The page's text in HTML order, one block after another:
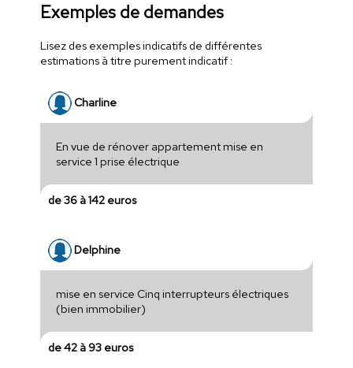
Exemples de demandes
Lisez des exemples indicatifs de différentes
estimations à titre purement indicatif :
Charline
En vue de rénover appartement mise en
service 1 prise électrique
de 36 à 142 euros
Delphine
mise en service Cinq interrupteurs électriques
(bien immobilier)
de 42 à 93 euros